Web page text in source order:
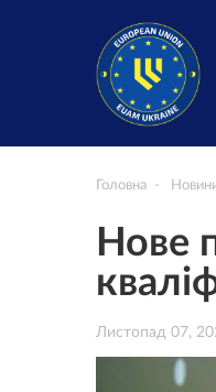
Головна
Нове
Листопад 07,